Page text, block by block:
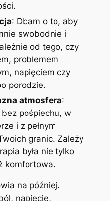
: Dbam o to, aby
swobodnie i
od tego, czy
problemem
napięciem czy
porodzie.
atmosfera:
pośpiechu, w
i z pełnym
granic. Zależy
była nie tylko
komfortowa.
na później.
napięcie,